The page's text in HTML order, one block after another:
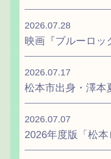
2026.07.28
映画『ブルーロッ
2026.07.17
松本市出身・澤本
2026.07.07
2026年度版「松